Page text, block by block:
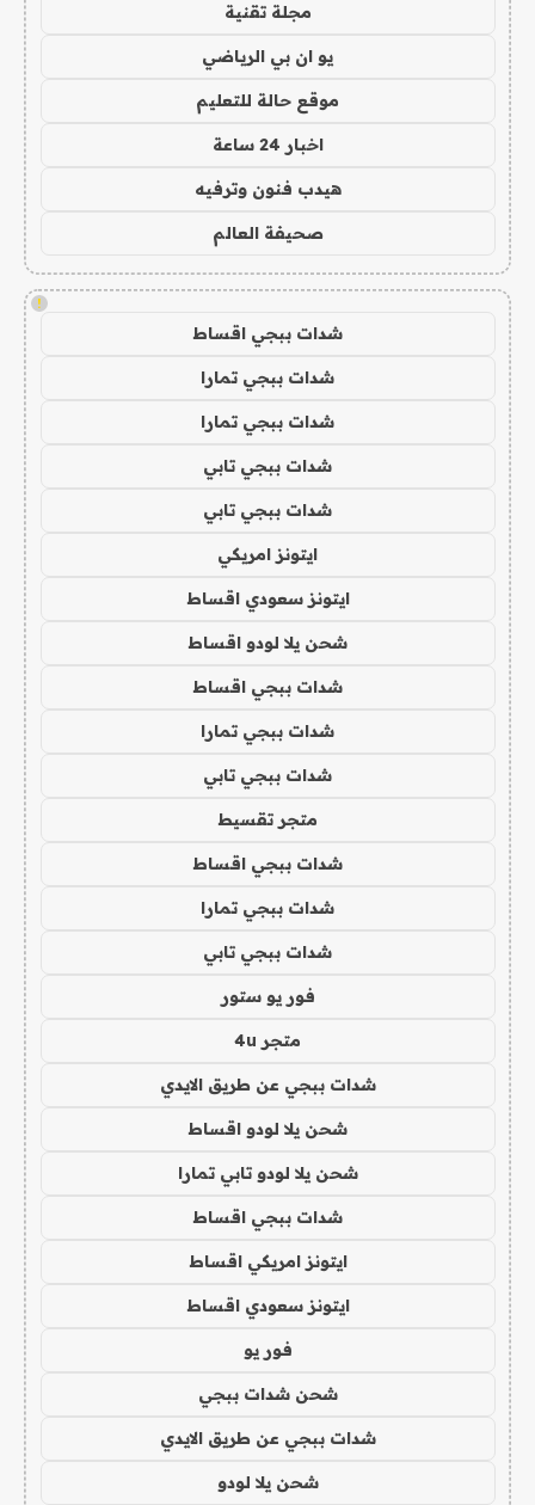
مجلة تقنية
يو ان بي الرياضي
موقع حالة للتعليم
اخبار 24 ساعة
هيدب فنون وترفيه
صحيفة العالم
!
شدات ببجي اقساط
شدات ببجي تمارا
شدات ببجي تمارا
شدات ببجي تابي
شدات ببجي تابي
ايتونز امريكي
ايتونز سعودي اقساط
شحن يلا لودو اقساط
شدات ببجي اقساط
شدات ببجي تمارا
شدات ببجي تابي
متجر تقسيط
شدات ببجي اقساط
شدات ببجي تمارا
شدات ببجي تابي
فور يو ستور
متجر 4u
شدات ببجي عن طريق الايدي
شحن يلا لودو اقساط
شحن يلا لودو تابي تمارا
شدات ببجي اقساط
ايتونز امريكي اقساط
ايتونز سعودي اقساط
فور يو
شحن شدات ببجي
شدات ببجي عن طريق الايدي
شحن يلا لودو